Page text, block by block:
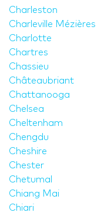
Charleston
Charleville Mézières
Charlotte
Chartres
Chassieu
Châteaubriant
Chattanooga
Chelsea
Cheltenham
Chengdu
Cheshire
Chester
Chetumal
Chiang Mai
Chiari